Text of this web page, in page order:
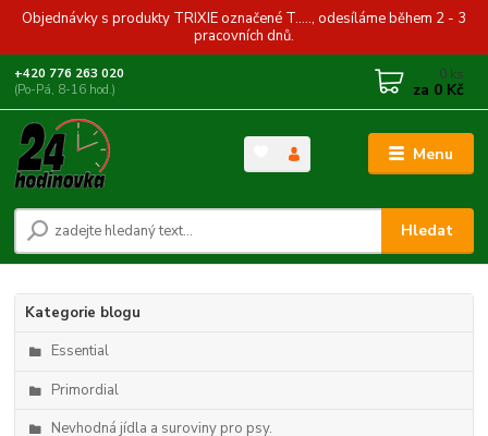
Objednávky s produkty TRIXIE označené T....., odesíláme během 2 - 3
pracovních dnů.
Menu
Hledat
+420 776 263 020
(Po-Pá, 8-16 hod.)
0 ks
za 0 Kč
Kategorie blogu
Essential
Primordial
Nevhodná jídla a suroviny pro psy.